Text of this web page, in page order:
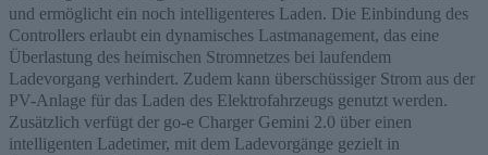
und ermöglicht ein noch intelligenteres Laden. Die Einbindung des
Controllers erlaubt ein dynamisches Lastmanagement, das eine
Überlastung des heimischen Stromnetzes bei laufendem
Ladevorgang verhindert. Zudem kann überschüssiger Strom aus der
PV-Anlage für das Laden des Elektrofahrzeugs genutzt werden.
Zusätzlich verfügt der go-e Charger Gemini 2.0 über einen
intelligenten Ladetimer, mit dem Ladevorgänge gezielt in